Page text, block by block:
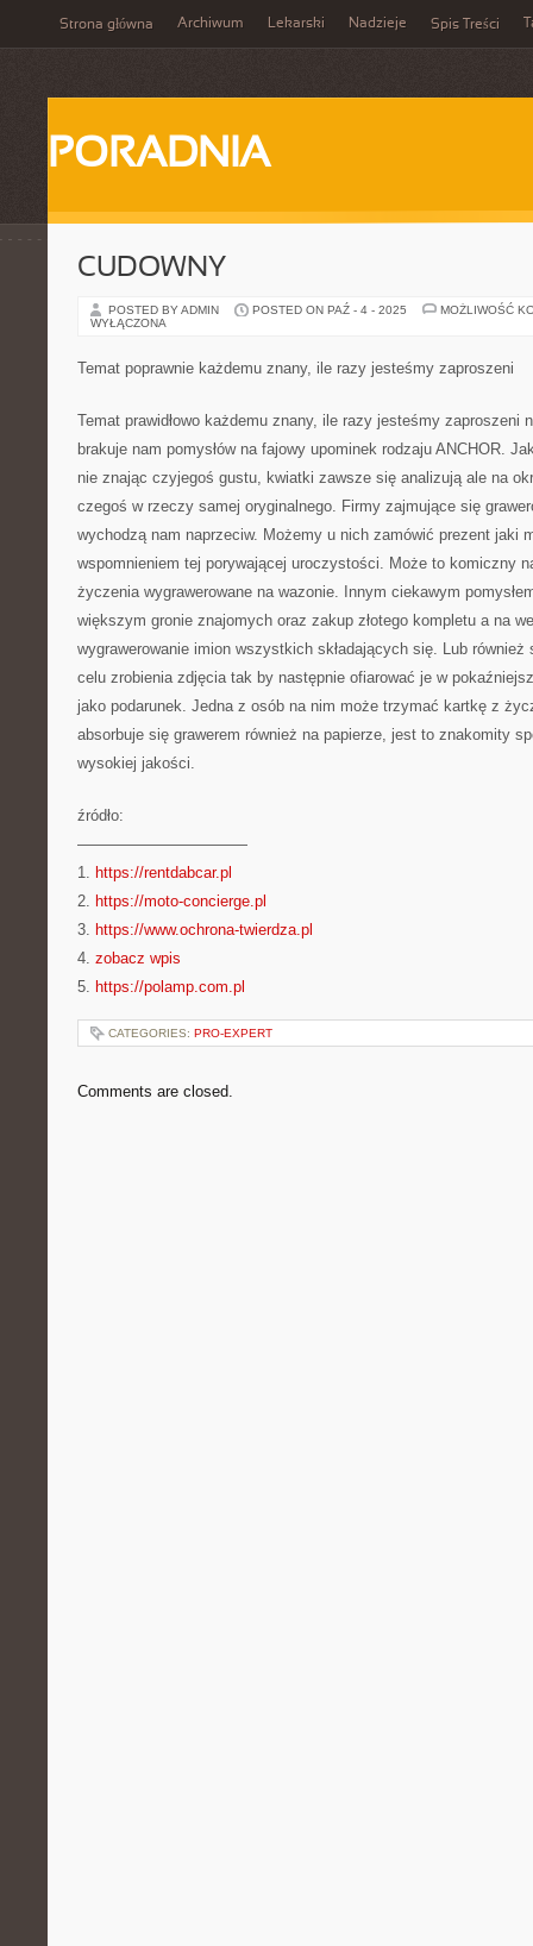
Strona główna Archiwum Lekarski Nadzieje Spis Treści
PORADNIA
CUDOWNY
POSTED BY ADMIN POSTED ON PAŹ - 4 - 2025
MOŻLIWOŚĆ
WYŁĄCZONA
Temat poprawnie każdemu znany, ile razy jesteśmy zaproszeni
Temat prawidłowo każdemu znany, ile razy jesteśmy zaproszeni
brakuje nam pomysłów na fajowy upominek rodzaju ANCHOR.
nie znając czyjegoś gustu, kwiatki zawsze się analizują ale na
czegoś w rzeczy samej oryginalnego. Firmy zajmujące się
wychodzą nam naprzeciw. Możemy u nich zamówić prezent jaki
wspomnieniem tej porywającej uroczystości. Może to komiczny
życzenia wygrawerowane na wazonie. Innym ciekawym
większym gronie znajomych oraz zakup złotego kompletu a na
wygrawerowanie imion wszystkich składających się. Lub
celu zrobienia zdjęcia tak by następnie ofiarować je w
jako podarunek. Jedna z osób na nim może trzymać kartkę z
absorbuje się grawerem również na papierze, jest to znakomity
wysokiej jakości.
źródło:
———————————
1. https://rentdabcar.pl
2. https://moto-concierge.pl
3. https://www.ochrona-twierdza.pl
4. zobacz wpis
5. https://polamp.com.pl
CATEGORIES: PRO-EXPERT
Comments are closed.